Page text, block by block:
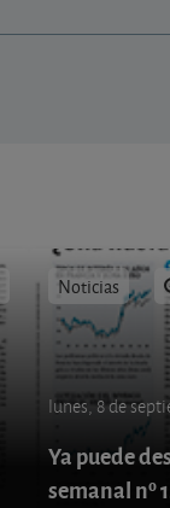
Noticias
lunes, 8 de
Ya puede
semanal nº